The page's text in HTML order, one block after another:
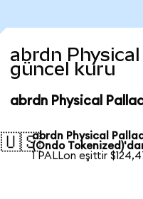
abrdn
güncel kuru
abrdn Physical
🇺🇸abrdn Physical
(Ondo
1 PALLon eşittir